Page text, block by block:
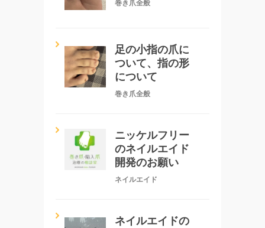
巻き爪全般
足の小指の爪に
ついて、指の形
について
巻き爪全般
ニッケルフリー
のネイルエイド
開発のお願い
ネイルエイド
ネイルエイドの